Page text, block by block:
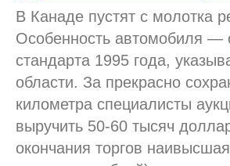
В Канаде пустят с молотка
Особенность автомобиля —
стандарта 1995 года,
области. За прекрасно
километра специалисты
выручить 50-60 тысяч
окончания торгов